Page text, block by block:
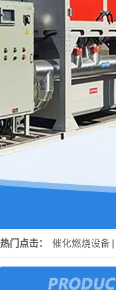
热门点击： 催化燃烧设备